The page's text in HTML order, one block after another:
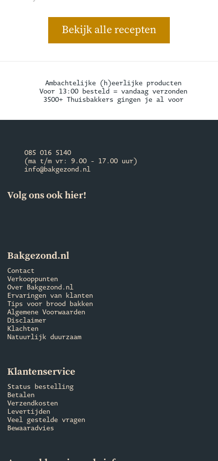
Bekijk alle recepten
Ambachtelijke (h)eerlijke producten
Voor 13:00 besteld = vandaag verzonden
3500+ Thuisbakkers gingen je al voor
085 016 5140
(ma t/m vr: 9.00 - 17.00 uur)
info@bakgezond.nl
Volg ons ook hier!
Bakgezond.nl
Contact
Verkooppunten
Over Bakgezond.nl
Ervaringen van klanten
Tips voor brood bakken
Algemene Voorwaarden
Disclaimer
Klachten
Natuurlijk duurzaam
Klantenservice
Status bestelling
Betalen
Verzendkosten
Levertijden
Veel gestelde vragen
Bewaaradvies